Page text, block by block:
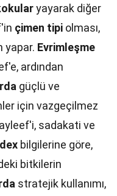
yayarak diğer
çimen tipi olması,
yapar. Evrimleşme
ardından
güçlü ve
için vazgeçilmez
sadakati ve
bilgilerine göre,
bitkilerin
stratejik kullanımı,